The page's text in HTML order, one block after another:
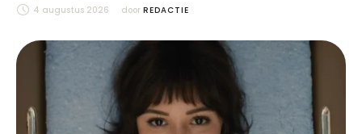
4 augustus 2026 door REDACTIE